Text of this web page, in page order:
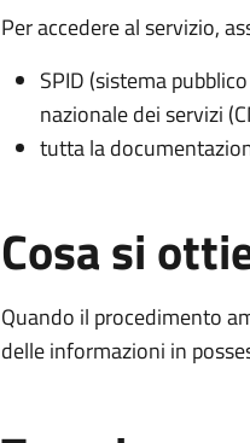
Per accedere al servizio,
SPID (sistema
nazionale dei servizi
tutta la
Cosa si
Quando il procedimento
delle informazioni in